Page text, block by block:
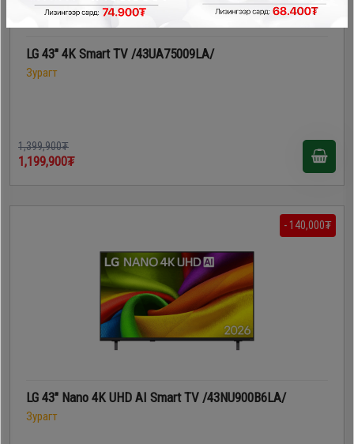
LG 43" 4K Smart TV /43UA75009LA/
Зурагт
1,399,900₮
1,199,900₮
- 140,000₮
LG 43" Nano 4K UHD AI Smart TV /43NU900B6LA/
Зурагт